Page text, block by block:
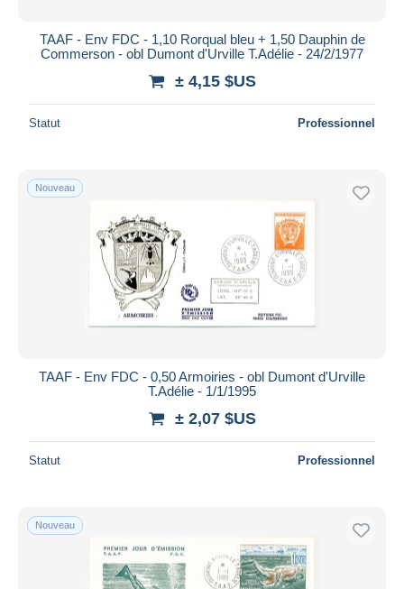
TAAF - Env FDC - 1,10 Rorqual bleu + 1,50 Dauphin de
Commerson - obl Dumont d'Urville T.Adélie - 24/2/1977
± 4,15 $US
Statut Professionnel
Nouveau
TAAF - Env FDC - 0,50 Armoiries - obl Dumont d'Urville
T.Adélie - 1/1/1995
± 2,07 $US
Statut Professionnel
Nouveau